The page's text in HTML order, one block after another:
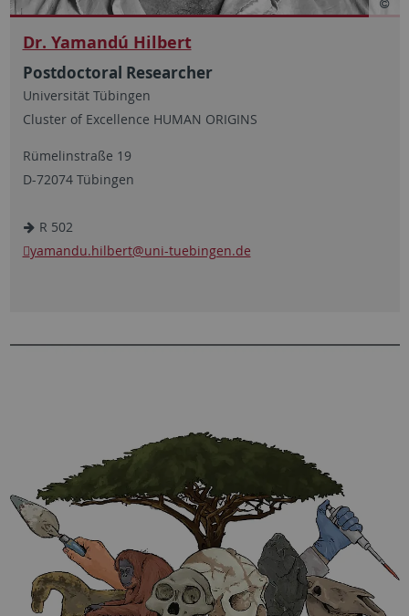
Dr. Yamandú Hilbert
Postdoctoral Researcher
Universität Tübingen
Cluster of Excellence HUMAN ORIGINS
Rümelinstraße 19
D-72074 Tübingen
R 502
yamandu.hilbert@uni-tuebingen.de